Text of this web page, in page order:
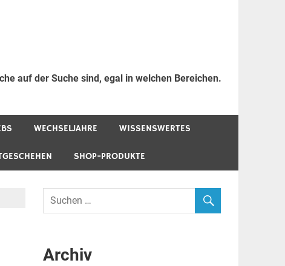
auf der Suche sind, egal in welchen Bereichen.
WECHSELJAHRE WISSENSWERTES
SHOP-PRODUKTE
Archiv